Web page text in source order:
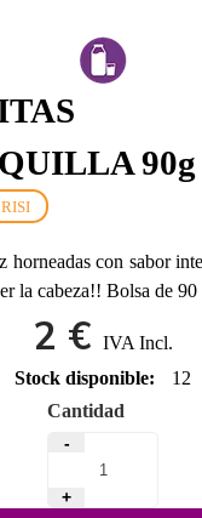
90g
RISI
horneadas con sabor
la cabeza!! Bolsa de 90
2 € IVA Incl.
Stock disponible:
12
Cantidad
-
+